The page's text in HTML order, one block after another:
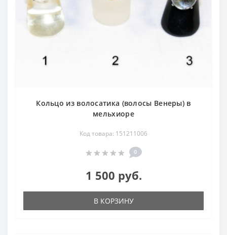
Кольцо из волосатика (волосы Венеры) в
мельхиоре
Код товара: 151211006
0
1 500 руб.
В КОРЗИНУ